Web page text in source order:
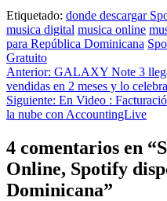
Etiquetado: donde descargar
musica digital musica online
para República Dominicana
Gratuito
Navegación
de
entradas
Anterior: GALAXY Note 3
vendidas en 2 meses y lo
Siguiente: En Video :
la nube con AccountingLive
4 comentarios en “
Online, Spotify
Dominicana”